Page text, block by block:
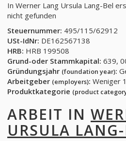
In Werner Lang Ursula Lang-Bel
nicht gefunden
Steuernummer: 495/115/62912
USt-IdNr: DE162567138
HRB: HRB 199508
Grund-oder Stammkapital: 639,
Gründungsjahr (foundation year):
Arbeitgeber (employers): Weniger
Produktkategorie (product
ARBEIT IN
URSULA